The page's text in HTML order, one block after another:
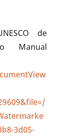
de
Manual
3d05-